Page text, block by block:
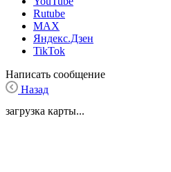
Rutube
MAX
Яндекс.Дзен
TikTok
Написать сообщение
Назад
загрузка карты...